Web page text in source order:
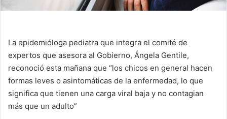
La epidemióloga pediatra que integra el comité de
expertos que asesora al Gobierno, Ángela Gentile,
reconoció esta mañana que “los chicos en general hacen
formas leves o asintomáticas de la enfermedad, lo que
significa que tienen una carga viral baja y no contagian
más que un adulto”